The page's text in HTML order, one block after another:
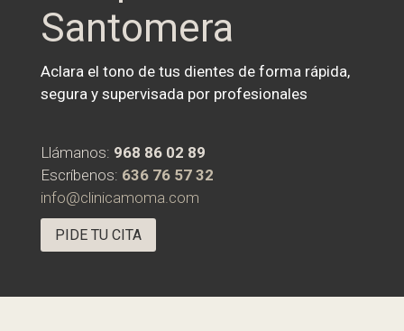
Santomera
Aclara el tono de tus dientes de forma rápida,
segura y supervisada por profesionales
Llámanos: 968 86 02 89
Escríbenos: 636 76 57 32
info@clinicamoma.com
PIDE TU CITA